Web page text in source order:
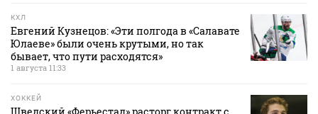
КХЛ
Евгений Кузнецов: «Эти полгода в «Салавате
Юлаеве» были очень крутыми, но так
бывает, что пути расходятся»
1 августа 11:33
ХОККЕЙ